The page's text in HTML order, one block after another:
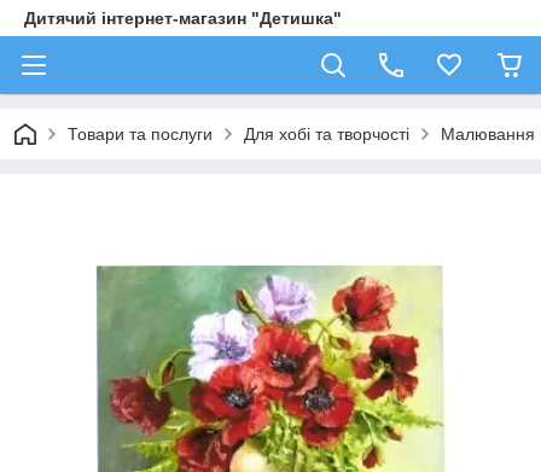
Дитячий інтернет-магазин "Детишка"
Товари та послуги Для хобі та творчості Малювання